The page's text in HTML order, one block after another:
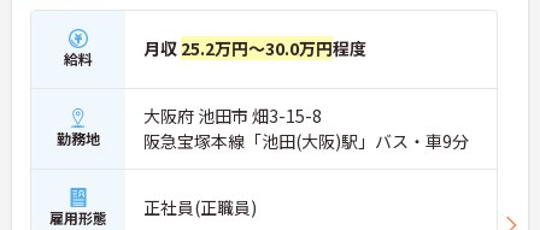
給料 月収 25.2万円～30.0万円程度
勤務地
大阪府 池田市 畑3-15-8
阪急宝塚本線「池田(大阪)駅」バス・車9分
雇用形態 正社員(正職員)